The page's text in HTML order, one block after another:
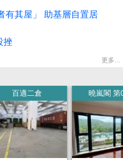
有其屋」 助基層自置居
挫
更多...
百適二倉 曉嵐閣 第